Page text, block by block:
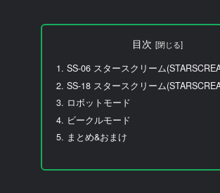
目次
SS-06 スタースクリーム
SS-18 スタースクリーム
ロボットモード
ビークルモード
まとめ&おまけ